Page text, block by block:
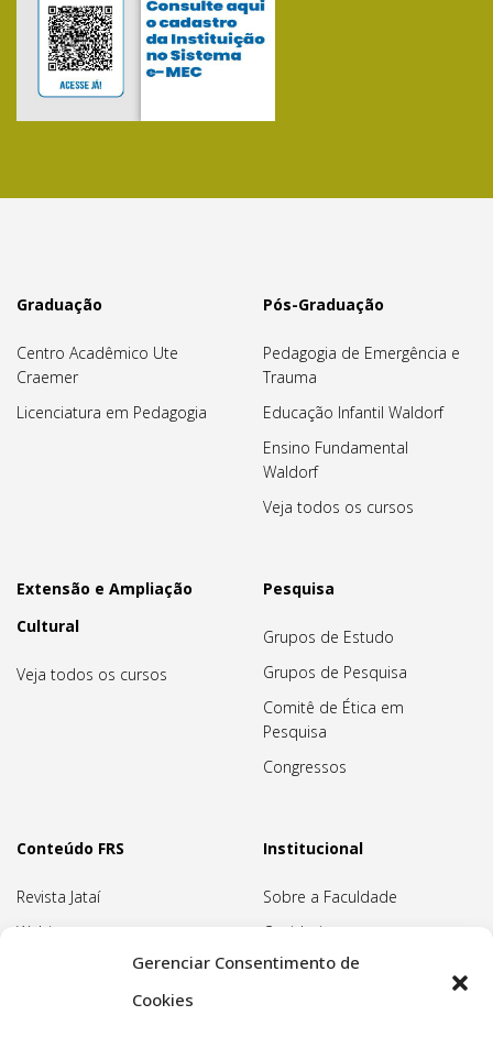
Gerenciar Consentimento de
Cookies
Graduação
Centro Acadêmico Ute
Craemer
Licenciatura em Pedagogia
Pós-Graduação
Pedagogia de Emergência e
Trauma
Educação Infantil Waldorf
Ensino Fundamental
Waldorf
Veja todos os cursos
Extensão e Ampliação
Cultural
Veja todos os cursos
Pesquisa
Grupos de Estudo
Grupos de Pesquisa
Comitê de Ética em
Pesquisa
Congressos
Conteúdo FRS
Revista Jataí
Webinars
Institucional
Sobre a Faculdade
Ouvidoria
Pedagogia Waldorf